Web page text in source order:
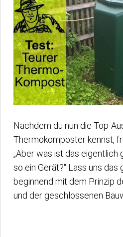
Nachdem du nun die Top-
Thermokomposter kennst,
„Aber was ist das eigentlich
so ein Gerät?“ Lass uns das
beginnend mit dem Prinzip
und der geschlossenen